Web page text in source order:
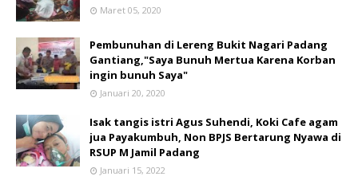
Maret 05, 2020
Pembunuhan di Lereng Bukit Nagari Padang
Gantiang,"Saya Bunuh Mertua Karena Korban
ingin bunuh Saya"
Januari 20, 2020
Isak tangis istri Agus Suhendi, Koki Cafe agam
jua Payakumbuh, Non BPJS Bertarung Nyawa di
RSUP M Jamil Padang
Januari 15, 2022